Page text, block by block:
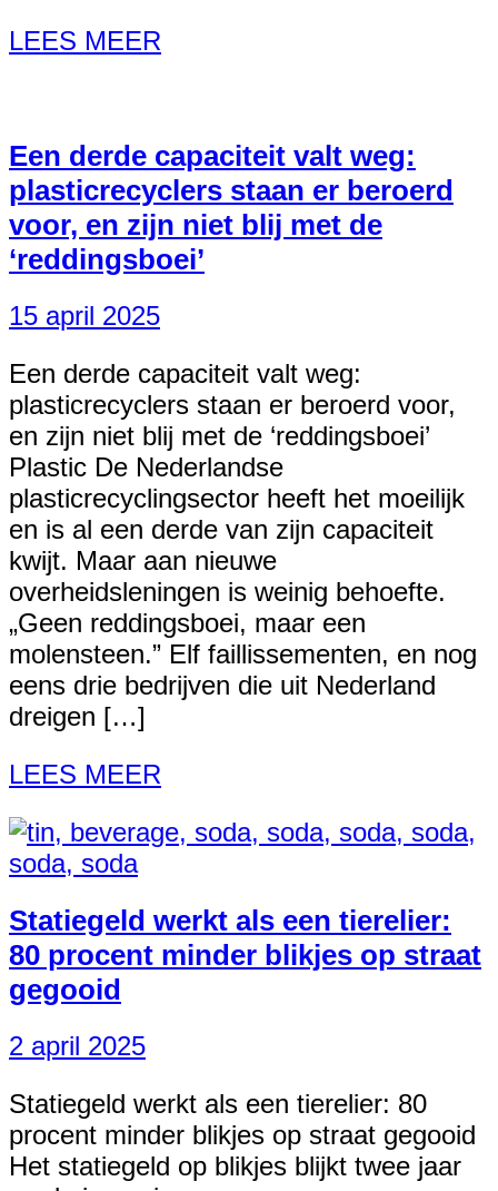
LEES MEER
Een derde capaciteit valt weg:
plasticrecyclers staan er beroerd
voor, en zijn niet blij met de
‘reddingsboei’
15 april 2025
Een derde capaciteit valt weg:
plasticrecyclers staan er beroerd voor,
en zijn niet blij met de ‘reddingsboei’
Plastic De Nederlandse
plasticrecyclingsector heeft het moeilijk
en is al een derde van zijn capaciteit
kwijt. Maar aan nieuwe
overheidsleningen is weinig behoefte.
„Geen reddingsboei, maar een
molensteen.” Elf faillissementen, en nog
eens drie bedrijven die uit Nederland
dreigen […]
LEES MEER
Statiegeld werkt als een tierelier:
80 procent minder blikjes op straat
gegooid
2 april 2025
Statiegeld werkt als een tierelier: 80
procent minder blikjes op straat gegooid
Het statiegeld op blikjes blijkt twee jaar